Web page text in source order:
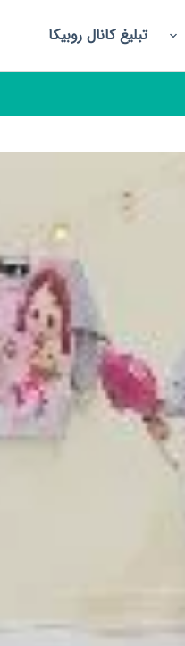
تبلیغ کانال روبیکا